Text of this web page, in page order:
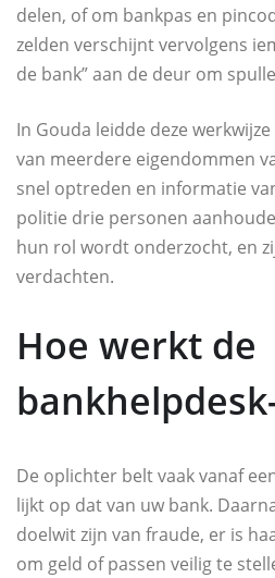
delen, of om bankpas en
zelden verschijnt vervolgens
de bank” aan de deur om
In Gouda leidde deze
van meerdere eigendommen
snel optreden en informatie
politie drie personen
hun rol wordt onderzocht, en
verdachten.
Hoe werkt de
De oplichter belt vaak vanaf
lijkt op dat van uw bank.
doelwit zijn van fraude, er is
om geld of passen veilig te